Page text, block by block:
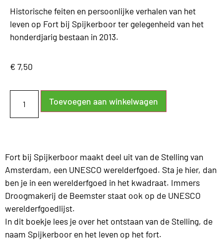
Historische feiten en persoonlijke verhalen van het
leven op Fort bij Spijkerboor ter gelegenheid van het
honderdjarig bestaan in 2013.
€ 7,50
Toevoegen aan winkelwagen
Fort bij Spijkerboor maakt deel uit van de Stelling van
Amsterdam, een UNESCO werelderfgoed. Sta je hier, dan
ben je in een werelderfgoed in het kwadraat. Immers
Droogmakerij de Beemster staat ook op de UNESCO
werelderfgoedlijst.
In dit boekje lees je over het ontstaan van de Stelling, de
naam Spijkerboor en het leven op het fort.